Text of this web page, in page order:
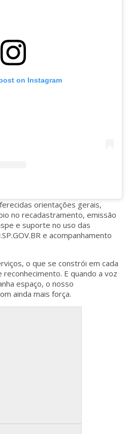
on Instagram
orientações gerais,
no recadastramento, emissão
e suporte no uso das
e acompanhamento
o que se constrói em cada
reconhecimento. E quando a voz
espaço, o nosso
ainda mais força.